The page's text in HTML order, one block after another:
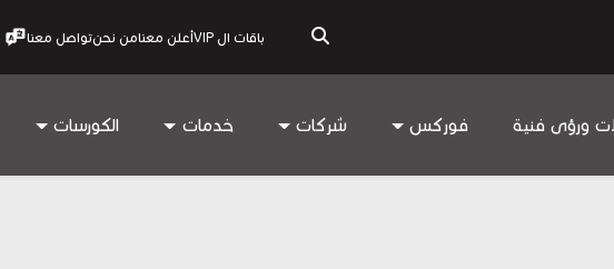
باقات ال VIP أعلن معنامن نحنتواصل معنا
ورؤى فنية فوركس شركات خدمات الكورسات